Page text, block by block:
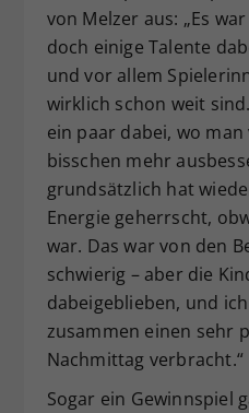
von Melzer aus: „Es
doch einige Talente
und vor allem
wirklich schon weit
ein paar dabei, wo
bisschen mehr
grundsätzlich hat
Energie geherrscht,
war. Das war von den
schwierig – aber die
dabeigeblieben, und
zusammen einen sehr
Nachmittag verbracht.“
Sogar ein Gewinnspiel